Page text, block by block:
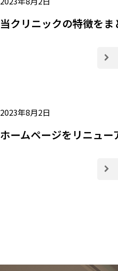
当クリニックの特徴をま
2023年8月2日
ホームページをリニュー